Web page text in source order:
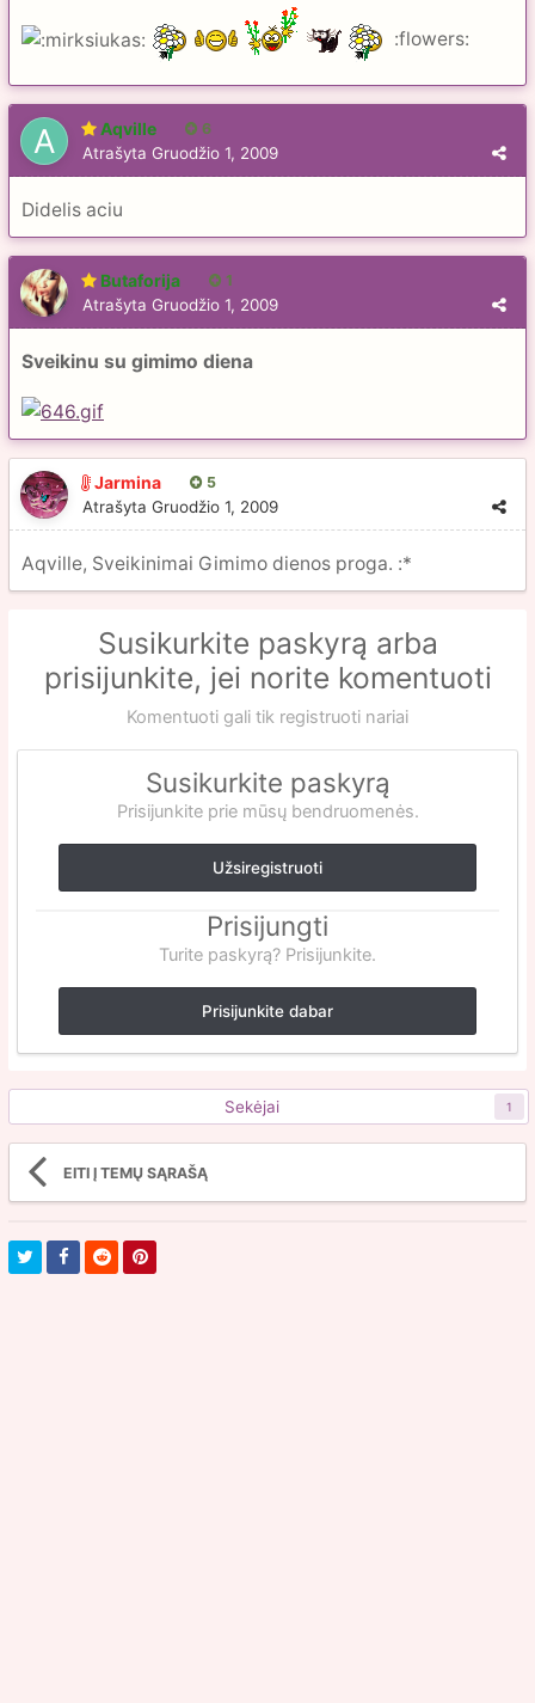
:flowers:
Aqville 6
Atrašyta Gruodžio 1, 2009
Didelis aciu
Butaforija 1
Atrašyta Gruodžio 1, 2009
Sveikinu su gimimo diena
Jarmina 5
Atrašyta Gruodžio 1, 2009
Aqville, Sveikinimai Gimimo dienos proga. :*
Susikurkite paskyrą arba
prisijunkite, jei norite komentuoti
Komentuoti gali tik registruoti nariai
Susikurkite paskyrą
Prisijunkite prie mūsų bendruomenės.
Užsiregistruoti
Prisijungti
Turite paskyrą? Prisijunkite.
Prisijunkite dabar
Sekėjai 1
EITI Į TEMŲ SĄRAŠĄ